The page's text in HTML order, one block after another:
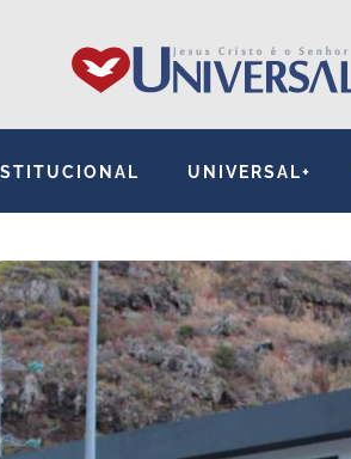
UNIVERSAL+